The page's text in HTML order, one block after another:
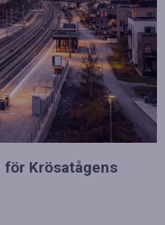
för Krösatågens